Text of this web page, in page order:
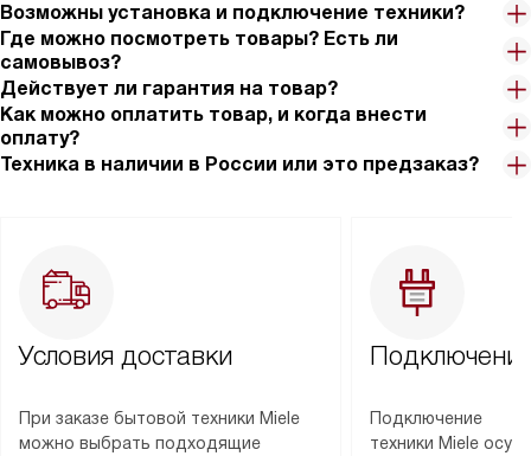
Возможны установка и подключение техники?
Где можно посмотреть товары? Есть ли
самовывоз?
Действует ли гарантия на товар?
Как можно оплатить товар, и когда внести
оплату?
Техника в наличии в России или это предзаказ?
Условия доставки
При заказе бытовой техники Miele
можно выбрать подходящие
Подключение
техники Miele